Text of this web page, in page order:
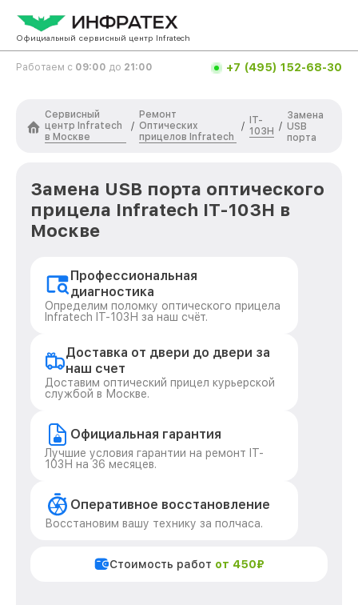
Официальный сервисный центр Infratech
Работаем с 09:00 до 21:00 +7 (495) 152-68-30
Сервисный
центр Infratech
в Москве
/
Ремонт
Оптических
прицелов Infratech
/
IT-
103Н /
Замена
USB
порта
Замена USB порта оптического
прицела Infratech IT-103Н в
Москве
Профессиональная
диагностика
Определим поломку оптического прицела
Infratech IT-103Н за наш счёт.
Доставка от двери до двери за
наш счет
Доставим оптический прицел курьерской
службой в Москве.
Официальная гарантия
Лучшие условия гарантии на ремонт IT-
103Н на 36 месяцев.
Оперативное восстановление
Восстановим вашу технику за полчаса.
Стоимость работ от 450₽